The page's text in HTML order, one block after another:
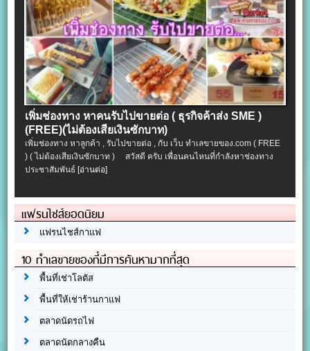
เพิ่มช่องทาง หาคนรับไปขายต่อ ( ธุรกิจค้าส่ง SME )
(FREE)(ไม่ต้องเสียเงินซักบาท)
เพิ่มช่องทาง หาลูกค้า , รับไปขายต่อ , กับ เว็บ ทำเลขายของ.com ( FREE
) ( ไม่ต้องเสียเงินซักบาท ) สวัสดี ครับ เพื่อนคนไหนที่กำลังหาช่องทาง
ประชาสัมพันธ์[อ่านต่อ]
แฟรนไชส์ยอดนิยม
แฟรนไชส์กาแฟ
10 ทำเลขายของที่มีการค้นหามากที่สุด
พื้นที่เช่าโลตัส
พื้นที่ให้เช่าร้านกาแฟ
ตลาดนัดรถไฟ
ตลาดนัดกลางคืน